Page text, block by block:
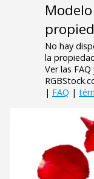
No hay
la
Ver las
| FAQ |